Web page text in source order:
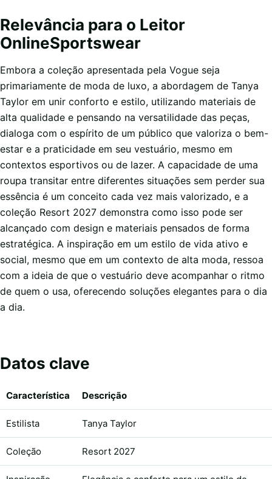
Relevância para o Leitor
OnlineSportswear
Embora a coleção apresentada pela Vogue seja
primariamente de moda de luxo, a abordagem de Tanya
Taylor em unir conforto e estilo, utilizando materiais de
alta qualidade e pensando na versatilidade das peças,
dialoga com o espírito de um público que valoriza o bem-
estar e a praticidade em seu vestuário, mesmo em
contextos esportivos ou de lazer. A capacidade de uma
roupa transitar entre diferentes situações sem perder sua
essência é um conceito cada vez mais valorizado, e a
coleção Resort 2027 demonstra como isso pode ser
alcançado com design e materiais pensados de forma
estratégica. A inspiração em um estilo de vida ativo e
social, mesmo que em um contexto de alta moda, ressoa
com a ideia de que o vestuário deve acompanhar o ritmo
de quem o usa, oferecendo soluções elegantes para o dia
a dia.
Datos clave
Característica Descrição
Estilista Tanya Taylor
Coleção Resort 2027